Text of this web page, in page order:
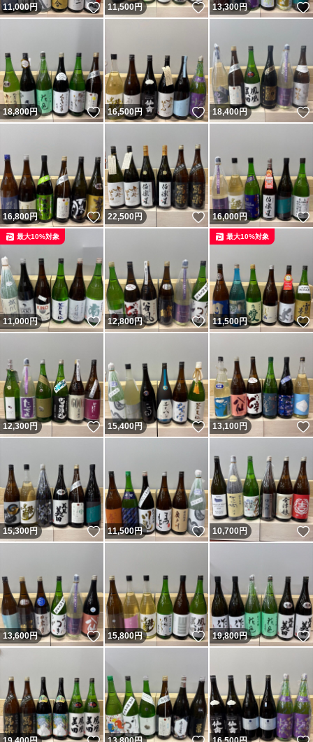
11,000円 いいね！
11,500円 いいね！
13,300円
18,800円 いいね！
16,500円 いいね！
18,400円
16,800円 いいね！
22,500円 いいね！
16,000円
11,000円 いいね！
最大10%対象
12,800円 いいね！
11,500円
最大10%対象
12,300円 いいね！
15,400円 いいね！
13,100円
15,300円 いいね！
11,500円 いいね！
10,700円
13,600円 いいね！
15,800円 いいね！
19,800円